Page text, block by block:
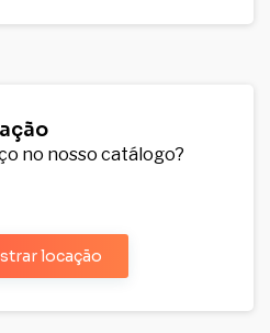
no nosso catálogo?
locação